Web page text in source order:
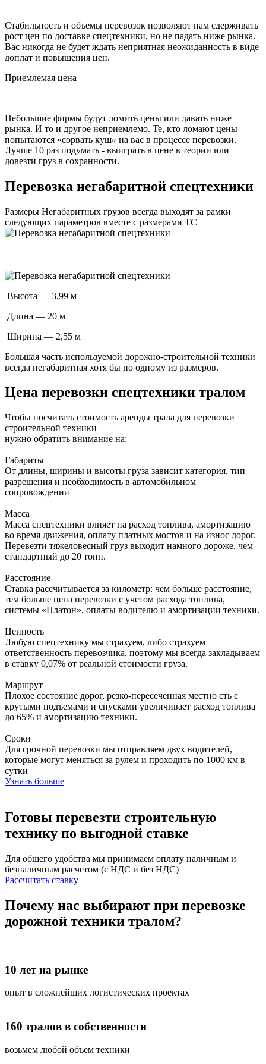
Стабильность и объемы перевозок позволяют нам сдерживать
рост цен по доставке спецтехники, но не падать ниже рынка.
Вас никогда не будет ждать неприятная неожиданность в виде
доплат и повышения цен.
Приемлемая цена
Небольшие фирмы будут ломить цены или давать ниже
рынка. И то и другое неприемлемо. Те, кто ломают цены
попытаются «сорвать куш» на вас в процессе перевозки.
Лучше 10 раз подумать - выиграть в цене в теории или
довезти груз в сохранности.
Перевозка негабаритной спецтехники
Размеры Негабаритных грузов всегда выходят за рамки
следующих параметров вместе с размерами ТС
Высота — 3,99 м
Длина — 20 м
Ширина — 2,55 м
Большая часть используемой дорожно-строительной техники
всегда негабаритная хотя бы по одному из размеров.
Цена перевозки спецтехники тралом
Чтобы посчитать стоимость аренды трала для перевозки
строительной техники
нужно обратить внимание на:
Габариты
От длины, ширины и высоты груза зависит категория, тип
разрешения и необходимость в автомобильном
сопровождении
Масса
Масса спецтехники влияет на расход топлива, амортизацию
во время движения, оплату платных мостов и на износ дорог.
Перевезти тяжеловесный груз выходит намного дороже, чем
стандартный до 20 тонн.
Расстояние
Ставка рассчитывается за километр: чем больше расстояние,
тем больше цена перевозки с учетом расхода топлива,
системы «Платон», оплаты водителю и амортизации техники.
Ценность
Любую спецтехнику мы страхуем, либо страхуем
ответственность перевозчика, поэтому мы всегда закладываем
в ставку 0,07% от реальной стоимости груза.
Маршрут
Плохое состояние дорог, резко-пересеченная местно сть с
крутыми подъемами и спусками увеличивает расход топлива
до 65% и амортизацию техники.
Сроки
Для срочной перевозки мы отправляем двух водителей,
которые могут меняться за рулем и проходить по 1000 км в
сутки
Узнать больше
Готовы перевезти строительную
технику по выгодной ставке
Для общего удобства мы принимаем оплату наличным и
безналичным расчетом (с НДС и без НДС)
Рассчитать ставку
Почему нас выбирают при перевозке
дорожной техники тралом?
10 лет на рынке
опыт в сложнейших логистических проектах
160 тралов в собственности
возьмем любой объем техники